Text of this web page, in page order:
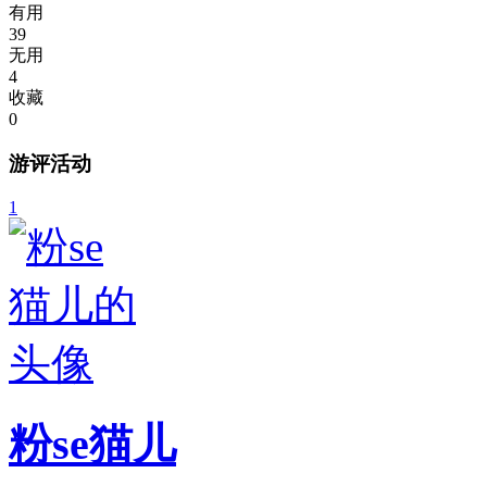
有用
39
无用
4
收藏
0
游评活动
1
粉se猫儿